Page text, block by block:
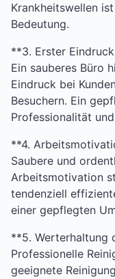
Krankheitswellen
Bedeutung.
**3. Erster
Ein sauberes Büro
Eindruck bei
Besuchern. Ein
Professionalität
**4.
Saubere und
Arbeitsmotivation
tendenziell
einer gepflegten
**5. Werterhaltung
Professionelle
geeignete